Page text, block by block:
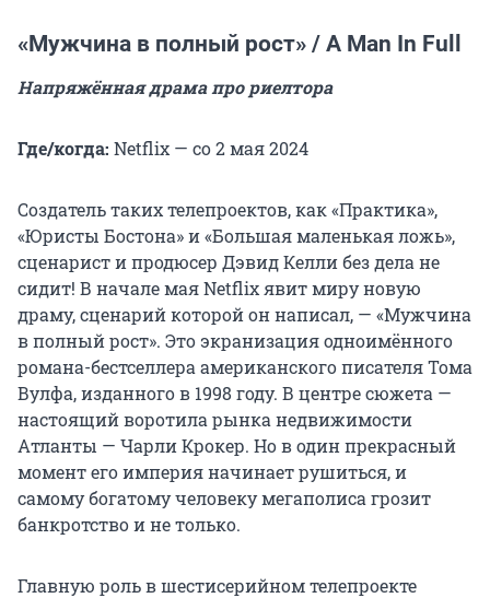
«Мужчина в полный рост» / A Man In Full
Напряжённая драма про риелтора
Где/когда: Netflix — со 2 мая 2024
Создатель таких телепроектов, как «Практика»,
«Юристы Бостона» и «Большая маленькая ложь»,
сценарист и продюсер Дэвид Келли без дела не
сидит! В начале мая Netflix явит миру новую
драму, сценарий которой он написал, — «Мужчина
в полный рост». Это экранизация одноимённого
романа-бестселлера американского писателя Тома
Вулфа, изданного в 1998 году. В центре сюжета —
настоящий воротила рынка недвижимости
Атланты — Чарли Крокер. Но в один прекрасный
момент его империя начинает рушиться, и
самому богатому человеку мегаполиса грозит
банкротство и не только.
Главную роль в шестисерийном телепроекте